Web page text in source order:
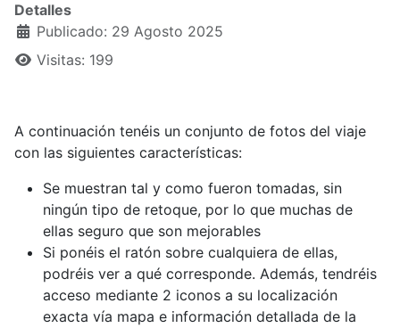
Detalles
Publicado: 29 Agosto 2025
Visitas: 199
A continuación tenéis un conjunto de fotos del viaje
con las siguientes características:
Se muestran tal y como fueron tomadas, sin
ningún tipo de retoque, por lo que muchas de
ellas seguro que son mejorables
Si ponéis el ratón sobre cualquiera de ellas,
podréis ver a qué corresponde. Además, tendréis
acceso mediante 2 iconos a su localización
exacta vía mapa e información detallada de la